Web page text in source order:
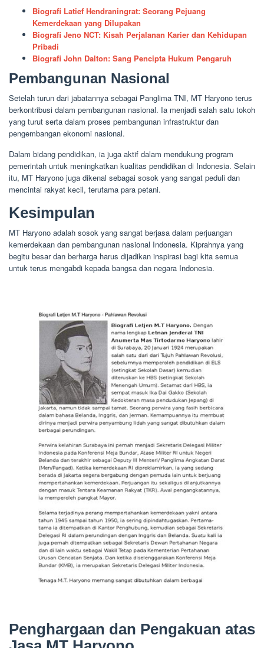
Biografi Latief Hendraningrat: Seorang Pejuang
Kemerdekaan yang Dilupakan
Biografi Jeno NCT: Kisah Perjalanan Karier dan Kehidupan
Pribadi
Biografi John Dalton: Sang Pencipta Hukum Pengaruh
Pembangunan Nasional
Setelah turun dari jabatannya sebagai Panglima TNI, MT Haryono terus
berkontribusi dalam pembangunan nasional. Ia menjadi salah satu tokoh
yang turut serta dalam proses pembangunan infrastruktur dan
pengembangan ekonomi nasional.
Dalam bidang pendidikan, ia juga aktif dalam mendukung program
pemerintah untuk meningkatkan kualitas pendidikan di Indonesia. Selain
itu, MT Haryono juga dikenal sebagai sosok yang sangat peduli dan
mencintai rakyat kecil, terutama para petani.
Kesimpulan
MT Haryono adalah sosok yang sangat berjasa dalam perjuangan
kemerdekaan dan pembangunan nasional Indonesia. Kiprahnya yang
begitu besar dan berharga harus dijadikan inspirasi bagi kita semua
untuk terus mengabdi kepada bangsa dan negara Indonesia.
Penghargaan dan Pengakuan atas